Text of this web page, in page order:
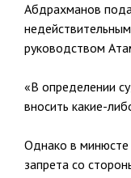
Абдрахманов
руководством
«В определении
вносить какие-
Однако в минюсте
запрета со